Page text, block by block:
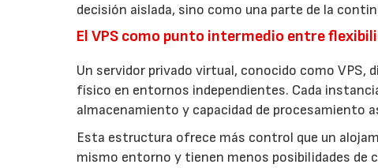
decisión aislada, sino como una parte de la
El VPS como punto intermedio entre
Un servidor privado virtual, conocido como
físico en entornos independientes. Cada
almacenamiento y capacidad de procesamiento
Esta estructura ofrece más control que un
mismo entorno y tienen menos posibilidades de